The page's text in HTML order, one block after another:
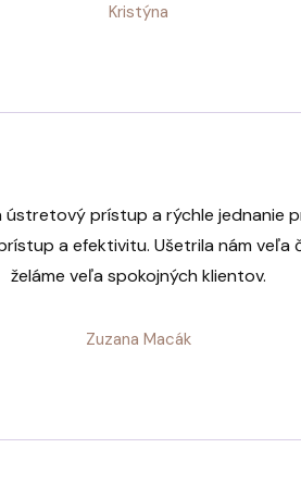
Kristýna
ústretový prístup a rýchle jednanie
a efektivitu. Ušetrila nám veľa
želáme veľa spokojných klientov.
Zuzana Macák